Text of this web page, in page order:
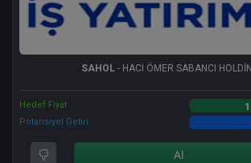
SAHOL- HACI ÖMER SABANCI
Hedef Fiyat
Potansiyel Getiri
Al